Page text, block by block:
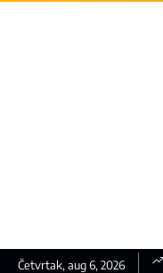
Četvrtak, aug 6, 2026